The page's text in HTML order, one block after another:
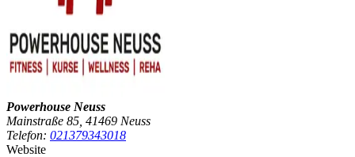
Powerhouse Neuss
Mainstraße 85, 41469 Neuss
Telefon: 021379343018
Website